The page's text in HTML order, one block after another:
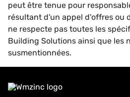
peut être tenue pour
résultant d'un appel d'offres ou
ne respecte pas toutes les
Building Solutions ainsi que les
susmentionnées.